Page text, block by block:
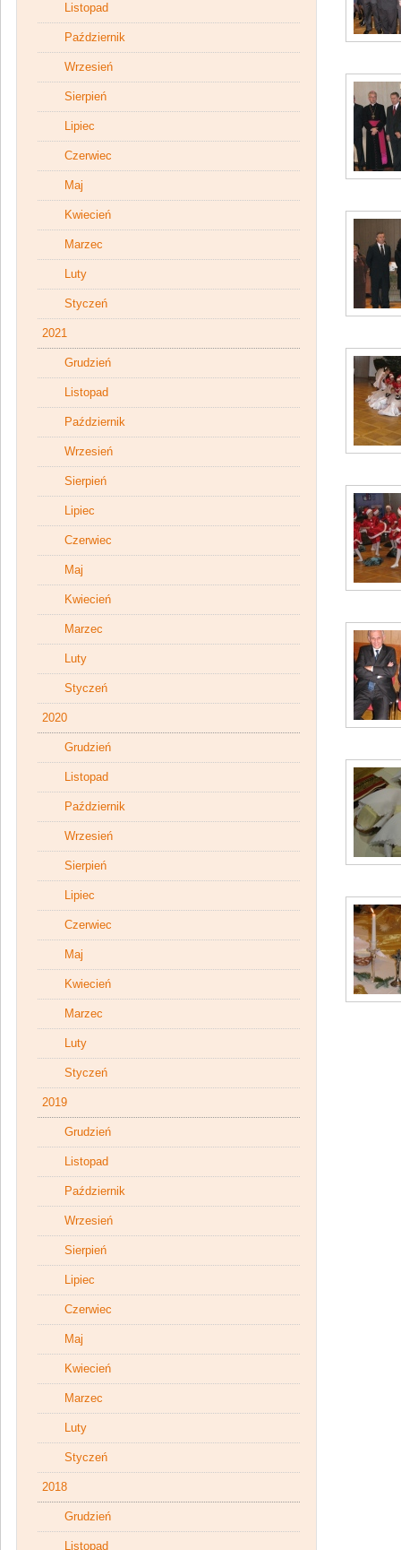
Listopad
Październik
Wrzesień
Sierpień
Lipiec
Czerwiec
Maj
Kwiecień
Marzec
Luty
Styczeń
2021
Grudzień
Listopad
Październik
Wrzesień
Sierpień
Lipiec
Czerwiec
Maj
Kwiecień
Marzec
Luty
Styczeń
2020
Grudzień
Listopad
Październik
Wrzesień
Sierpień
Lipiec
Czerwiec
Maj
Kwiecień
Marzec
Luty
Styczeń
2019
Grudzień
Listopad
Październik
Wrzesień
Sierpień
Lipiec
Czerwiec
Maj
Kwiecień
Marzec
Luty
Styczeń
2018
Grudzień
Listopad